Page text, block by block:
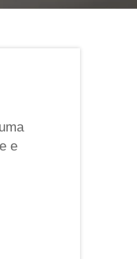
fechar
e